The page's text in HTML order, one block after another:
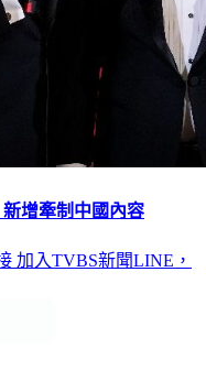
增牽制中國內容
加入TVBS新聞LINE，